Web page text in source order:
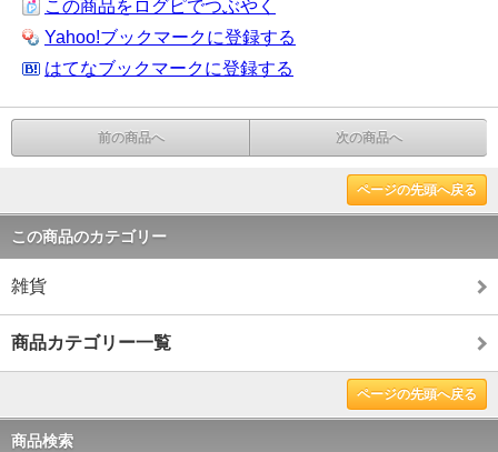
この商品をログピでつぶやく
Yahoo!ブックマークに登録する
はてなブックマークに登録する
前の商品へ 次の商品へ
ページの先頭へ戻る
この商品のカテゴリー
雑貨
商品カテゴリー一覧
ページの先頭へ戻る
商品検索